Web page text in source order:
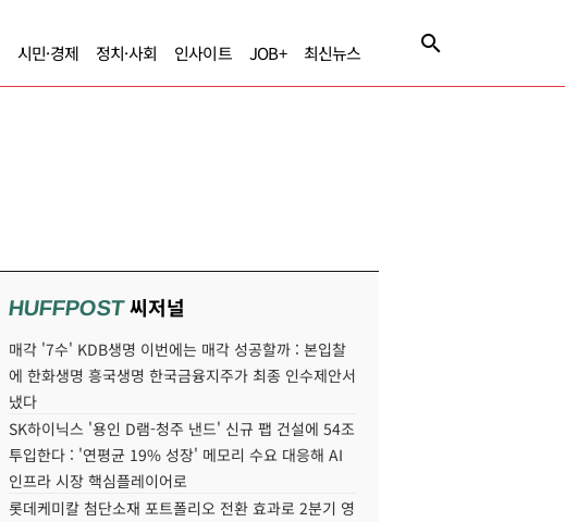
시민·경제 정치·사회 인사이트 JOB+ 최신뉴스
HUFFPOST씨저널
매각 '7수' KDB생명 이번에는 매각 성공할까 : 본입찰
에 한화생명 흥국생명 한국금융지주가 최종 인수제안서
냈다
SK하이닉스 '용인 D램-청주 낸드' 신규 팹 건설에 54조
투입한다 : '연평균 19% 성장' 메모리 수요 대응해 AI
인프라 시장 핵심플레이어로
롯데케미칼 첨단소재 포트폴리오 전환 효과로 2분기 영